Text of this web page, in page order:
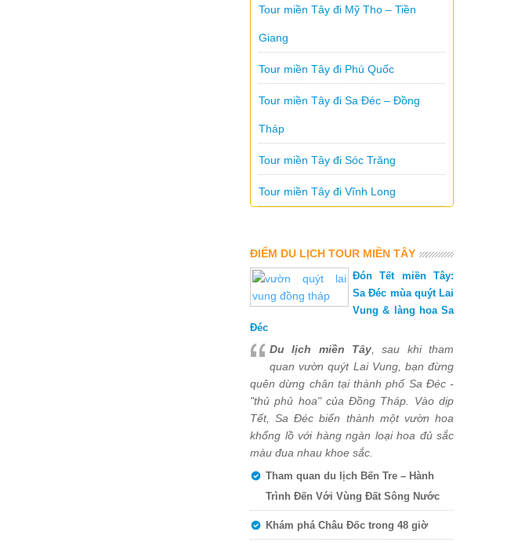
Tour miền Tây đi Mỹ Tho – Tiền
Giang
Tour miền Tây đi Phú Quốc
Tour miền Tây đi Sa Đéc – Đồng
Tháp
Tour miền Tây đi Sóc Trăng
Tour miền Tây đi Vĩnh Long
ĐIỂM DU LỊCH TOUR MIỀN TÂY
Đón Tết miền Tây:
Sa Đéc mùa quýt Lai
Vung & làng hoa Sa
Đéc
Du lịch miền Tây , sau khi tham
quan vườn quýt Lai Vung, bạn đừng
quên dừng chân tại thành phố Sa Đéc -
"thủ phủ hoa" của Đồng Tháp. Vào dịp
Tết, Sa Đéc biến thành một vườn hoa
khổng lồ với hàng ngàn loại hoa đủ sắc
màu đua nhau khoe sắc.
Tham quan du lịch Bến Tre – Hành
Trình Đến Với Vùng Đất Sông Nước
Khám phá Châu Đốc trong 48 giờ